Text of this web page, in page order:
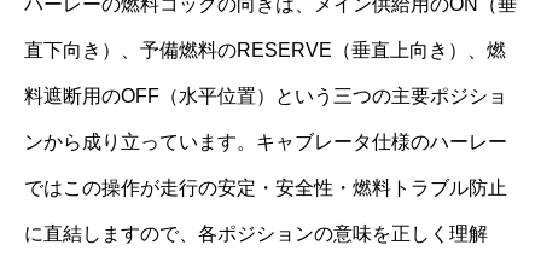
ハーレーの燃料コックの向きは、メイン供給用のON（垂
直下向き）、予備燃料のRESERVE（垂直上向き）、燃
料遮断用のOFF（水平位置）という三つの主要ポジショ
ンから成り立っています。キャブレータ仕様のハーレー
ではこの操作が走行の安定・安全性・燃料トラブル防止
に直結しますので、各ポジションの意味を正しく理解